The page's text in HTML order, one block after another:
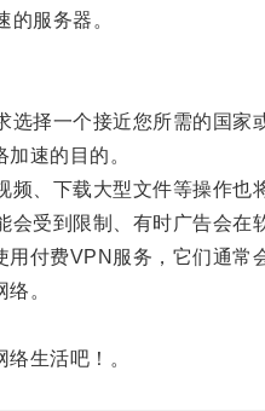
服务器。
择一个接近您所需的国家
速的目的。
、下载大型文件等操作也
受到限制、有时广告会在
费VPN服务，它们通常
。
生活吧！。